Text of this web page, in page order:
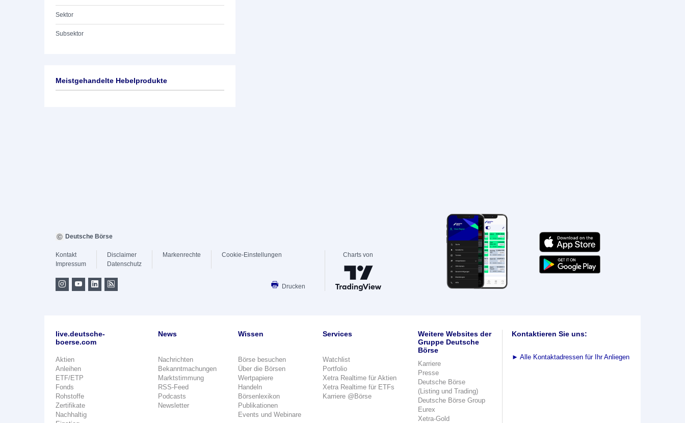
Sektor
Subsektor
Meistgehandelte Hebelprodukte
Deutsche Börse
Kontakt
Impressum
Disclaimer
Datenschutz
Markenrechte Cookie-Einstellungen
Drucken
Charts von
live.deutsche-
boerse.com
Aktien
Anleihen
ETF/ETP
Fonds
Rohstoffe
Zertifikate
Nachhaltig
News
Nachrichten
Bekanntmachungen
Marktstimmung
RSS-Feed
Podcasts
Newsletter
Wissen
Börse besuchen
Über die Börsen
Wertpapiere
Handeln
Börsenlexikon
Publikationen
Events und Webinare
Services
Watchlist
Portfolio
Xetra Realtime für Aktien
Xetra Realtime für ETFs
Karriere @Börse
Weitere Websites der
Gruppe Deutsche
Börse
Karriere
Presse
Deutsche Börse
(Listing und Trading)
Deutsche Börse Group
Eurex
Xetra-Gold
Kontaktieren Sie uns:
► Alle Kontaktadressen für Ihr Anliegen